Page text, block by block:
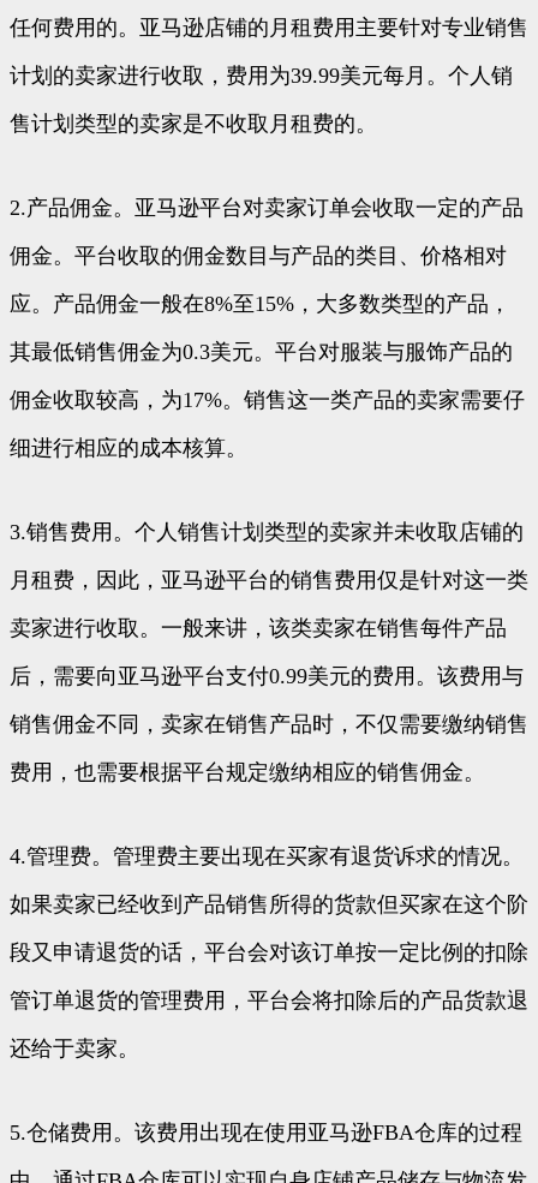
任何费用的。亚马逊店铺的月租费用主要针对专业销售
计划的卖家进行收取，费用为39.99美元每月。个人销
售计划类型的卖家是不收取月租费的。
2.产品佣金。亚马逊平台对卖家订单会收取一定的产品
佣金。平台收取的佣金数目与产品的类目、价格相对
应。产品佣金一般在8%至15%，大多数类型的产品，
其最低销售佣金为0.3美元。平台对服装与服饰产品的
佣金收取较高，为17%。销售这一类产品的卖家需要仔
细进行相应的成本核算。
3.销售费用。个人销售计划类型的卖家并未收取店铺的
月租费，因此，亚马逊平台的销售费用仅是针对这一类
卖家进行收取。一般来讲，该类卖家在销售每件产品
后，需要向亚马逊平台支付0.99美元的费用。该费用与
销售佣金不同，卖家在销售产品时，不仅需要缴纳销售
费用，也需要根据平台规定缴纳相应的销售佣金。
4.管理费。管理费主要出现在买家有退货诉求的情况。
如果卖家已经收到产品销售所得的货款但买家在这个阶
段又申请退货的话，平台会对该订单按一定比例的扣除
管订单退货的管理费用，平台会将扣除后的产品货款退
还给于卖家。
5.仓储费用。该费用出现在使用亚马逊FBA仓库的过程